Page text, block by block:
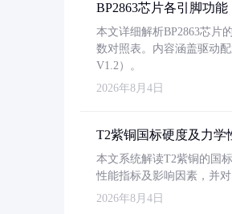
BP2863芯片各引脚功能
本文详细解析BP2863芯片
数对照表。内容涵盖驱动
V1.2）。
2026年8月4日
T2紫铜国标硬度及力学
本文系统解读T2紫铜的国
性能指标及影响因素，并
2026年8月4日